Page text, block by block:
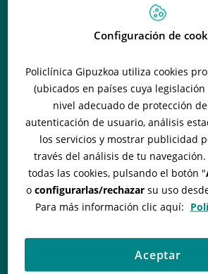
Cela permet de prévenir
opératoires
les dépenses et, surtout,
votre santé.
Pourquoi nous ?
Nous sommes
Nous sommes experts en
Configuración de
Policlínica Gipuzkoa utiliza cookies
(ubicados en países cuya
nivel adecuado de protección
autenticación de usuario, análisis
los servicios y mostrar publicidad
través del análisis de tu
todas las cookies, pulsando el botón "
o configurarlas/rechazarsu uso
Para más información clic aquí:
Aceptar